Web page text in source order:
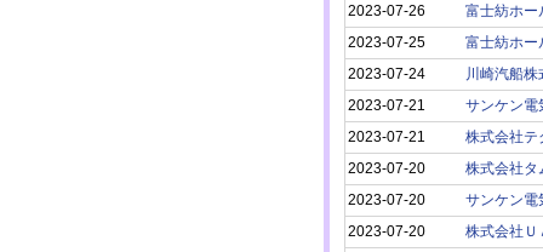
2023-07-26
富士紡ホー
2023-07-25
富士紡ホー
2023-07-24
川崎汽船株
2023-07-21
サンケン電
2023-07-21
株式会社テ
2023-07-20
株式会社タ
2023-07-20
サンケン電
2023-07-20
株式会社Ｕ